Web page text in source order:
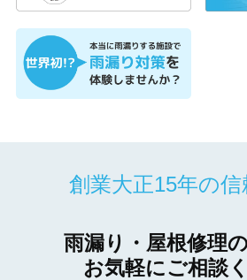
創業大正15年の
雨漏り・屋根修理
お気軽にご相談